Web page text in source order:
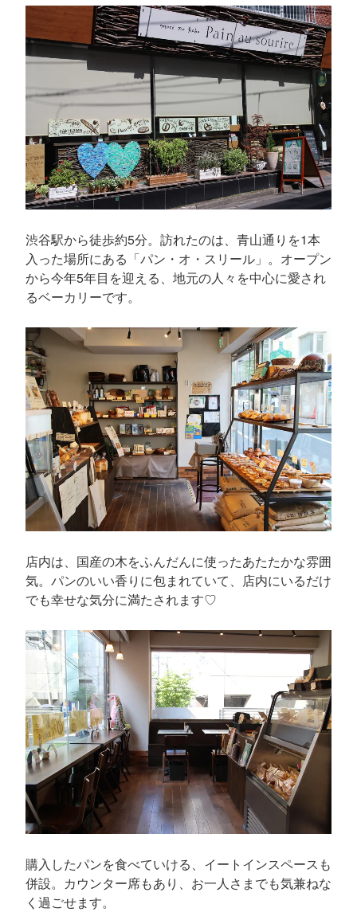
渋谷駅から徒歩約5分。訪れたのは、青山通りを1本
入った場所にある「パン・オ・スリール」。オープン
から今年5年目を迎える、地元の人々を中心に愛され
るベーカリーです。
店内は、国産の木をふんだんに使ったあたたかな雰囲
気。パンのいい香りに包まれていて、店内にいるだけ
でも幸せな気分に満たされます♡
購入したパンを食べていける、イートインスペースも
併設。カウンター席もあり、お一人さまでも気兼ねな
く過ごせます。